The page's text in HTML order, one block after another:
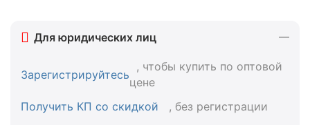
Для юридических лиц
Зарегистрируйтесь
, чтобы купить по оптовой
цене
Получить КП со скидкой
, без регистрации